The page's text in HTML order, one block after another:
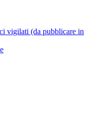
vigilati (da pubblicare in